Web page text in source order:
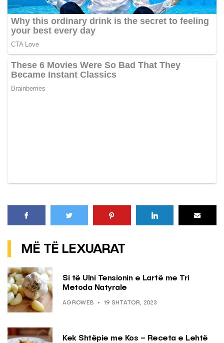
MË TË LEXUARAT
Si të Ulni Tensionin e Lartë me Tri
Metoda Natyrale
AGROWEB 19 SHTATOR, 2023
Kek Shtëpie me Kos – Receta e Lehtë